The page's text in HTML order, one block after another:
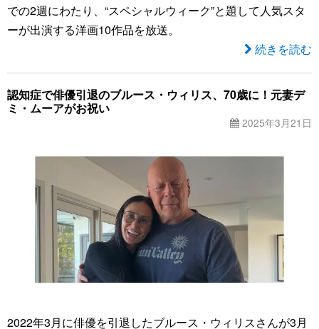
での2週にわたり、“スペシャルウィーク”と題して人気スタ
ーが出演する洋画10作品を放送。
続きを読む
認知症で俳優引退のブルース・ウィリス、70歳に！元妻デ
ミ・ムーアがお祝い
2025年3月21日
2022年3月に俳優を引退したブルース・ウィリスさんが3月